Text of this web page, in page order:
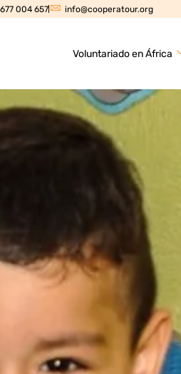
004 657 info@cooperatour.org
Voluntariado en África